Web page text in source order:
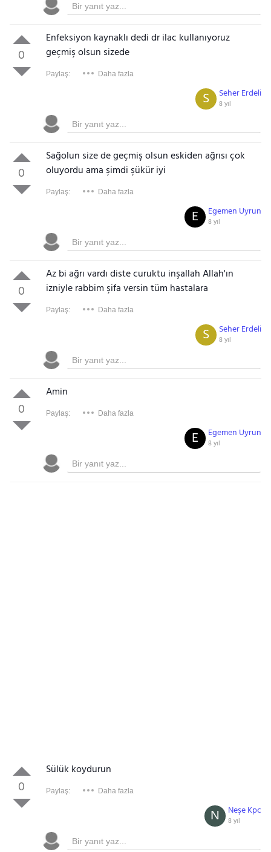
0
Enfeksiyon kaynaklı dedi dr ilac kullanıyoruz
geçmiş olsun sizede
Paylaş: Daha fazla
Seher Erdeli
8 yıl
S
0
Sağolun size de geçmiş olsun eskiden ağrısı çok
oluyordu ama şimdi şükür iyi
Paylaş: Daha fazla
Egemen Uyrun
8 yıl
E
0
Az bi ağrı vardı diste curuktu inşallah Allah'ın
izniyle rabbim şifa versin tüm hastalara
Paylaş: Daha fazla
Seher Erdeli
8 yıl
S
0
Amin
Paylaş: Daha fazla
Egemen Uyrun
8 yıl
E
0
Sülük koydurun
Paylaş: Daha fazla
Neşe Kpc
8 yıl
N